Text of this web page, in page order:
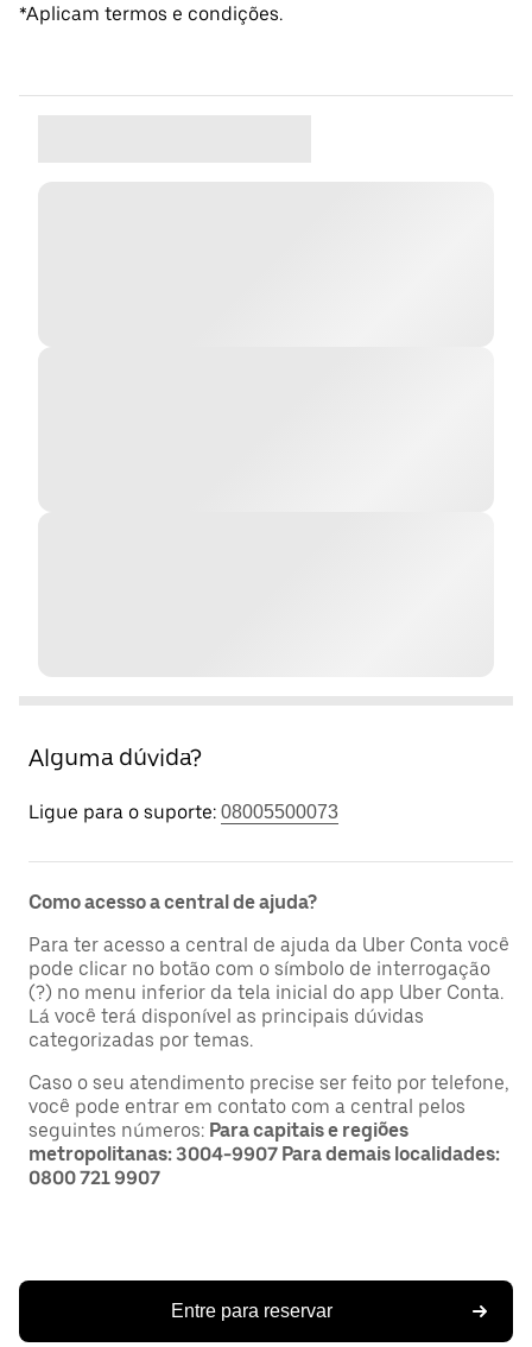
*Aplicam termos e condições.
Alguma dúvida?
Ligue para o suporte: 08005500073
Como acesso a central de ajuda?
Para ter acesso a central de ajuda da Uber Conta você
pode clicar no botão com o símbolo de interrogação
(?) no menu inferior da tela inicial do app Uber Conta.
Lá você terá disponível as principais dúvidas
categorizadas por temas.
Caso o seu atendimento precise ser feito por telefone,
você pode entrar em contato com a central pelos
seguintes números: Para capitais e regiões
metropolitanas: 3004-9907 Para demais localidades:
0800 721 9907
Entre para reservar